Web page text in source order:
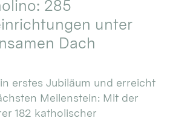
285
unter
Dach
erstes Jubiläum und erreicht
Meilenstein: Mit der
182 katholischer